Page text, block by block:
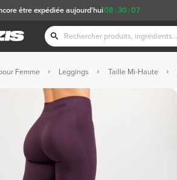
08 :30 :06
être expédiée aujourd'hui
Femme Leggings Taille Mi-Haute